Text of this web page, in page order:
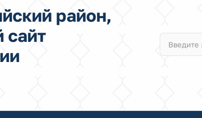
район,
сайт